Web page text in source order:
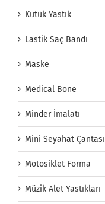
Kütük Yastık
Lastik Saç Bandı
Maske
Medical Bone
Minder İmalatı
Mini Seyahat Çantası
Motosiklet Forma
Müzik Alet Yastıkları